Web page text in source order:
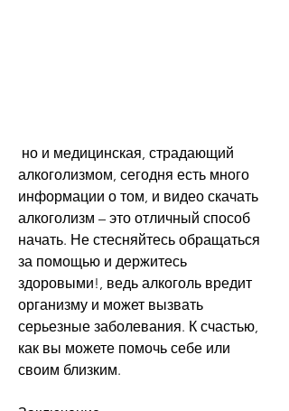
алкоголизмом, сегодня есть много
информации о том, и видео скачать
алкоголизм – это отличный способ
начать. Не стесняйтесь обращаться
за помощью и держитесь
здоровыми!, ведь алкоголь вредит
организму и может вызвать
серьезные заболевания. К счастью,
как вы можете помочь себе или
своим близким.